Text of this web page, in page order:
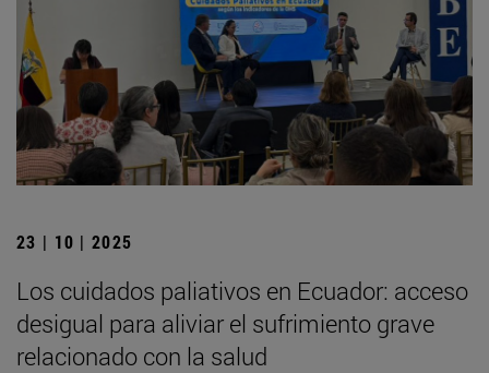
23 | 10 | 2025
Los cuidados paliativos en Ecuador: acceso
desigual para aliviar el sufrimiento grave
relacionado con la salud